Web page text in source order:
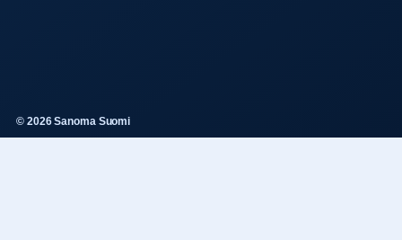
© 2026 Sanoma Suomi